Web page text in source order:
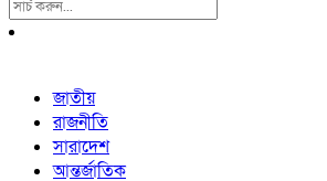
For:
জাতীয়
রাজনীতি
সারাদেশ
আন্তর্জাতিক